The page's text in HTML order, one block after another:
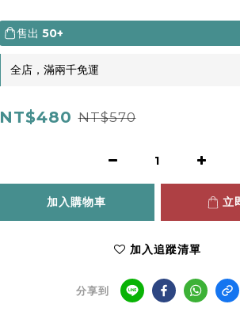
售出 50+
全店，滿兩千免運
NT$480 NT$570
加入購物車 立
加入追蹤清單
分享到